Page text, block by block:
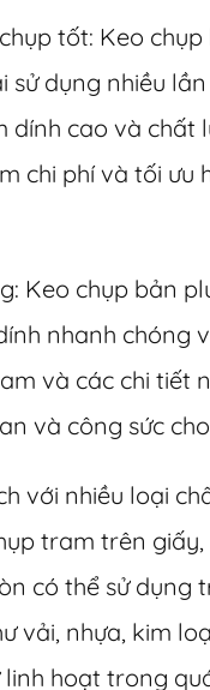
tốt: Keo
sử dụng nhiều
dính cao và chất
chi phí và tối ưu
Keo chụp bản
nhanh chóng
và các chi tiết
và công sức
với nhiều loại
tram trên
có thể sử dụng
vải, nhựa, kim
linh hoạt trong